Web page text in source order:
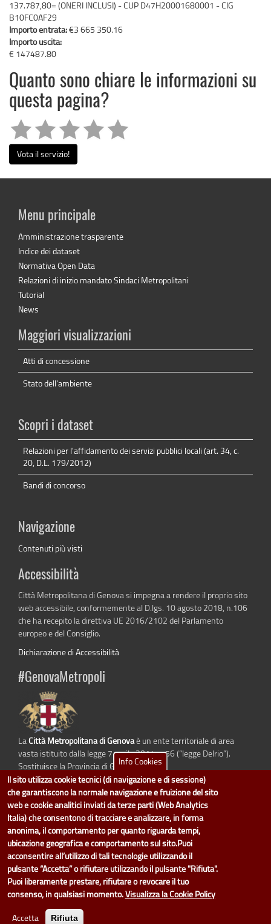
137.787,80= (ONERI INCLUSI) - CUP D47H20001680001 - CIG
B10FC0AF29
Importo entrata:€3 665 350.16
Importo uscita:
€ 147487.80
Quanto sono chiare le informazioni su
questa pagina?
Vota il servizio!
Menu principale
Amministrazione trasparente
Indice dei dataset
Normativa Open Data
Relazioni di inizio mandato Sindaci Metropolitani
Tutorial
News
Maggiori visualizzazioni
Atti di concessione
Stato dell'ambiente
Scopri i dataset
Relazioni per l'affidamento dei servizi pubblici locali (art. 34, c.
20, D.L. 179/2012)
Bandi di concorso
Navigazione
Contenuti più visti
Accessibilità
Città Metropolitana di Genova si impegna a rendere il proprio sito
web accessibile, conformemente al D.lgs. 10 agosto 2018, n.106
che ha recepito la direttiva UE 2016/2102 del Parlamento
europeo e del Consiglio.
Dichiarazione di Accessibilità
#GenovaMetropoli
LaCittà Metropolitana di Genovaè un ente territoriale di area
vasta istituito dalla legge 7 aprile 2014 n. 56 (“legge Delrio”).
Sostituisce la Provincia di Genova.
dati.cittametropolitana.genova.itè il progetto "Open Data" della
Metropolitana di Genova.
Il design e la gestione sono a cura del Servizio Sistemi Informativi. Ogni
Direzione è responsabile per la parte di "dati" e "dataset".
accedi (area riservata)|contatti|privacy| Statistiche
Info Cookies
Il sito utilizza cookie tecnici (di navigazione e di sessione)
che garantiscono la normale navigazione e fruizione del sito
web e cookie analitici inviati da terze parti (Web Analytics
Italia) che consentono di tracciare e analizzare, in forma
anonima, il comportamento per quanto riguarda tempi,
ubicazione geografica e comportamento sul sito.Puoi
acconsentire all’utilizzo di tali tecnologie utilizzando il
pulsante “Accetta” o rifiutare utilizzando il pulsante "Rifiuta".
Puoi liberamente prestare, rifiutare o revocare il tuo
consenso, in qualsiasi momento.Visualizza la Cookie Policy
Accetta Rifiuta